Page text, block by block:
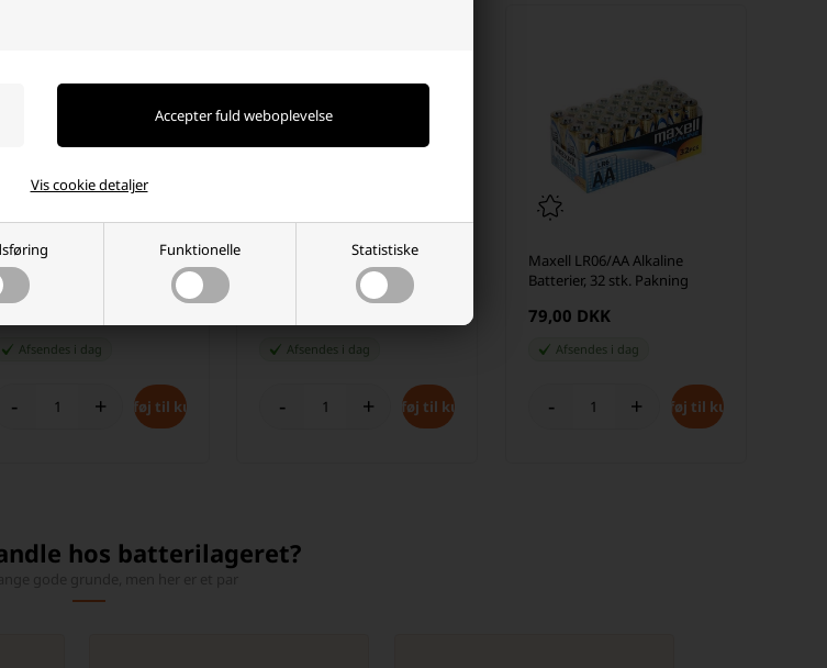
Funktionelle Statistiske
Vis cookie detaljer
lyskæde 180 LED Varm
(13,5 meter)
Afsendes i dag
- +
LED Lyskæde 80 LED Ekstra
Varm Hvid (6 m)
Afsendes i dag
- +
Maxell LR06/AA Alkaline
Batterier, 32 stk. Pakning
79,00 DKK
Afsendes i dag
- +
hos batterilageret?